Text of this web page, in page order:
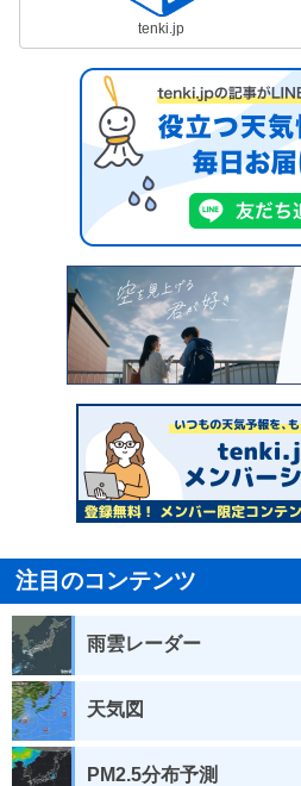
tenki.jp
注目のコンテンツ
雨雲レーダー
天気図
PM2.5分布予測